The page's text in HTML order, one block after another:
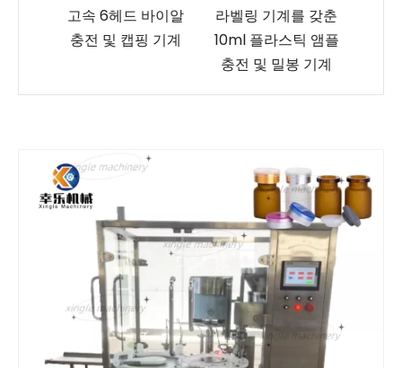
고속 6헤드 바이알
충전 및 캡핑 기계
라벨링 기계를 갖춘
10ml 플라스틱 앰플
충전 및 밀봉 기계